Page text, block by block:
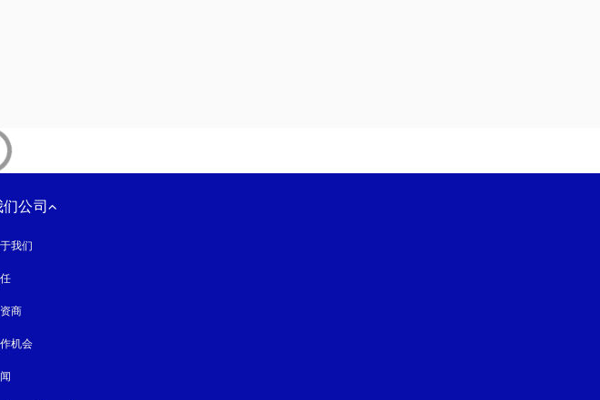
公司
我们
商
机会